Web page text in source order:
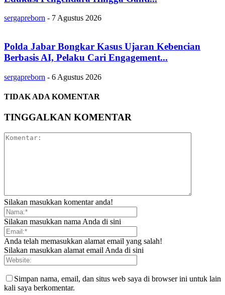
sergapreborn - 7 Agustus 2026
Polda Jabar Bongkar Kasus Ujaran Kebencian
Berbasis AI, Pelaku Cari Engagement...
sergapreborn - 6 Agustus 2026
TIDAK ADA KOMENTAR
TINGGALKAN KOMENTAR
Silakan masukkan komentar anda!
Silakan masukkan nama Anda di sini
Anda telah memasukkan alamat email yang salah!
Silakan masukkan alamat email Anda di sini
Simpan nama, email, dan situs web saya di browser ini untuk lain
kali saya berkomentar.